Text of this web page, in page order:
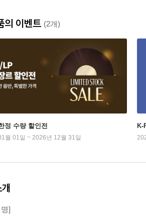
의 이벤트 (2개)
정 수량 할인전
월 01일 ~ 2026년 12월 31일
K-
]